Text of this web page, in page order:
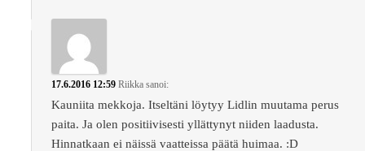
17.6.2016 12:59 Riikka sanoi:
Kauniita mekkoja. Itseltäni löytyy Lidlin muutama perus
paita. Ja olen positiivisesti yllättynyt niiden laadusta.
Hinnatkaan ei näissä vaatteissa päätä huimaa. :D